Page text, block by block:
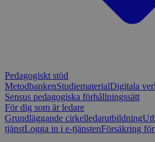
Pedagogiskt stöd
MetodbankenStudiematerialDigitala
Sensus pedagogiska förhållningssätt
För dig som är ledare
Grundläggande cirkelledarutbildning
tjänstLogga in i e-tjänstenFörsäkring